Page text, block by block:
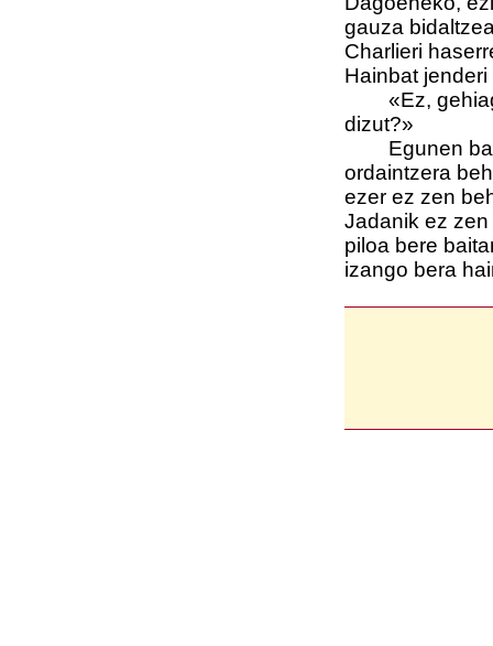
gauza
Charlieri
Hainbat
«Ez,
dizut?»
Egunen
ordaintzera
ezer ez zen
Jadanik ez
piloa bere
izango bera